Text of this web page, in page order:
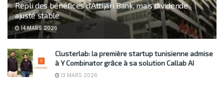
Repli des bénéfices d’Attijari Bank, mais dividende
ajusté stable
14 MARS 2026
Clusterlab: la première startup tunisienne admise
à Y Combinator grâce à sa solution Callab AI
13 MARS 2026